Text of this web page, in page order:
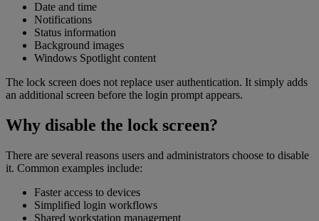
Date and time
Notifications
Status information
Background images
Windows Spotlight content
The lock screen does not replace user authentication. It simply adds
an additional screen before the login prompt appears.
Why disable the lock screen?
There are several reasons users and administrators choose to disable
it. Common examples include:
Faster access to devices
Simplified login workflows
Shared workstation management